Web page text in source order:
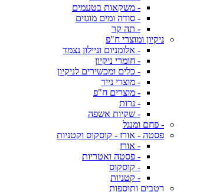
- משקאות בטעמים
- סודה ומים מוגזים
- תה קר
ניקיון ומוצרי ח"פ
- אלומניום וניילון נצמד
- חומרי ניקיון
- כלים ומכשירים לניקיון
- מוצרי נייר
- מוצרים ח"פ
- נרות
- שקיות אשפה
- פחם ומנגל
פסטה - אורז - קוסקוס וקטניות
- אורז
- פסטה ואטריות
- קוסקוס
- קטניות
רטבים ותוספות